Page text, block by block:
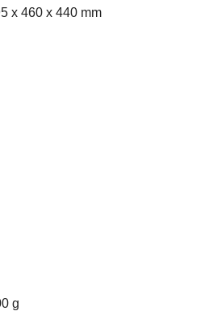
x 460 x 440 mm
g